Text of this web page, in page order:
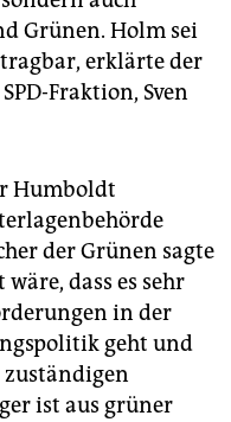
Grünen. Holm sei
erklärte der
Fraktion, Sven
Humboldt
der Grünen sagte
wäre, dass es sehr
in der
geht und
zuständigen
ist aus grüner